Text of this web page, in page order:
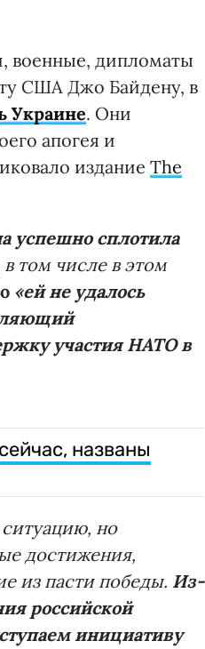
военные, дипломаты
США Джо Байдену, в
Украине. Они
апогея и
издание The
успешно сплотила
том числе в этом
«ей не удалось
участия НАТО в
названы
но
достижения,
из пасти победы. Из-
российской
инициативу